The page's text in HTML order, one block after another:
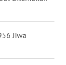
Jiwa